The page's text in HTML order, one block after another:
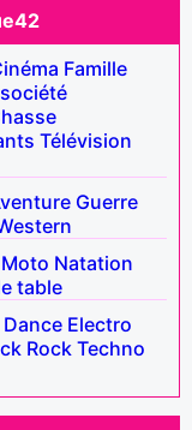
Famille
Télévision
Guerre
Moto Natation
table
Dance Electro
Rock Techno